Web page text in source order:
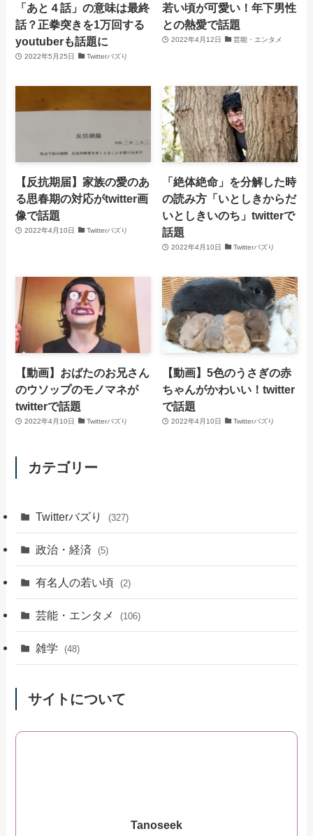
「あと４話」の意味は最終
話？正拳突きを1万回する
youtuberも話題に
2022年5月25日 Twitterバズり
若い頃が可愛い！年下男性
との熱愛で話題
2022年4月12日 芸能・エンタメ
【反抗期届】家族の愛のあ
る思春期の対応がtwitter画
像で話題
2022年4月10日 Twitterバズり
「絶体絶命」を分解した時
の読み方「いとしきからだ
いとしきいのち」twitterで
話題
2022年4月10日 Twitterバズり
【動画】おばたのお兄さん
のウソップのモノマネが
twitterで話題
2022年4月10日 Twitterバズり
【動画】5色のうさぎの赤
ちゃんがかわいい！twitter
で話題
2022年4月10日 Twitterバズり
カテゴリー
Twitterバズり (327)
政治・経済 (5)
有名人の若い頃 (2)
芸能・エンタメ (106)
雑学 (48)
サイトについて
Tanoseek